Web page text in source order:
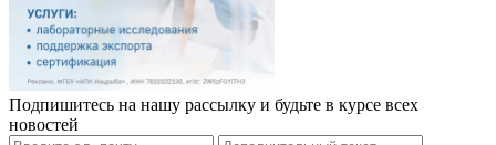
Подпишитесь на нашу рассылку и будьте в курсе всех
новостей